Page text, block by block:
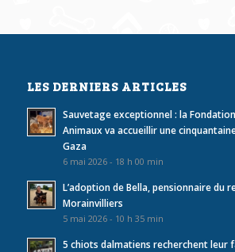
LES DERNIERS ARTICLES
Sauvetage exceptionnel : la
Animaux va accueillir une
Gaza
6 mai 2026 - 18 h 00 min
L’adoption de Bella, pensionnaire du
Morainvilliers
5 mai 2026 - 10 h 35 min
5 chiots dalmatiens recherchent leur